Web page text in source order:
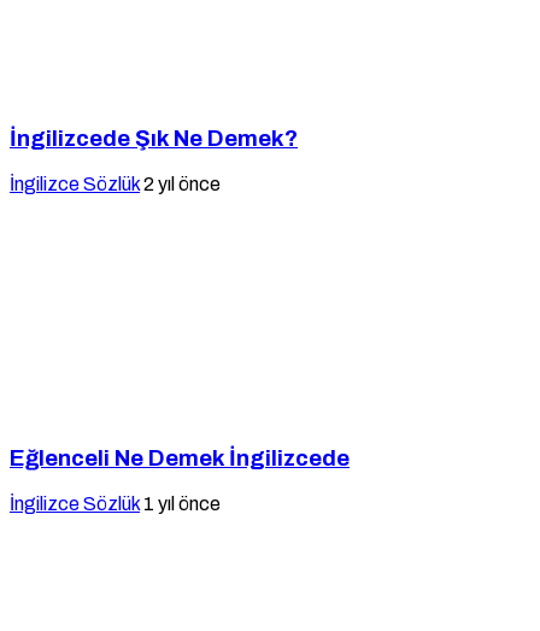
İngilizcede Şık Ne Demek?
İngilizce Sözlük2 yıl önce
Eğlenceli Ne Demek İngilizcede
İngilizce Sözlük 1 yıl önce